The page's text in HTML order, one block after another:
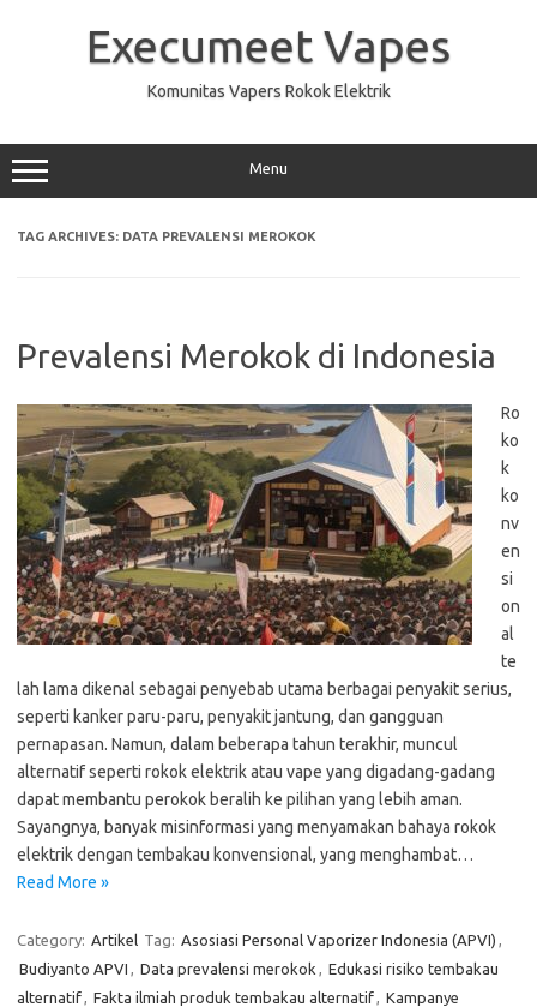
Execumeet Vapes
Komunitas Vapers Rokok Elektrik
Menu
TAG ARCHIVES: DATA PREVALENSI MEROKOK
Prevalensi Merokok di Indonesia
Ro
ko
k
ko
nv
en
si
on
al
te
lah lama dikenal sebagai penyebab utama berbagai penyakit serius,
seperti kanker paru-paru, penyakit jantung, dan gangguan
pernapasan. Namun, dalam beberapa tahun terakhir, muncul
alternatif seperti rokok elektrik atau vape yang digadang-gadang
dapat membantu perokok beralih ke pilihan yang lebih aman.
Sayangnya, banyak misinformasi yang menyamakan bahaya rokok
elektrik dengan tembakau konvensional, yang menghambat…
Read More »
Category: Artikel Tag: Asosiasi Personal Vaporizer Indonesia (APVI) ,
Budiyanto APVI , Data prevalensi merokok , Edukasi risiko tembakau
alternatif, Fakta ilmiah produk tembakau alternatif, Kampanye